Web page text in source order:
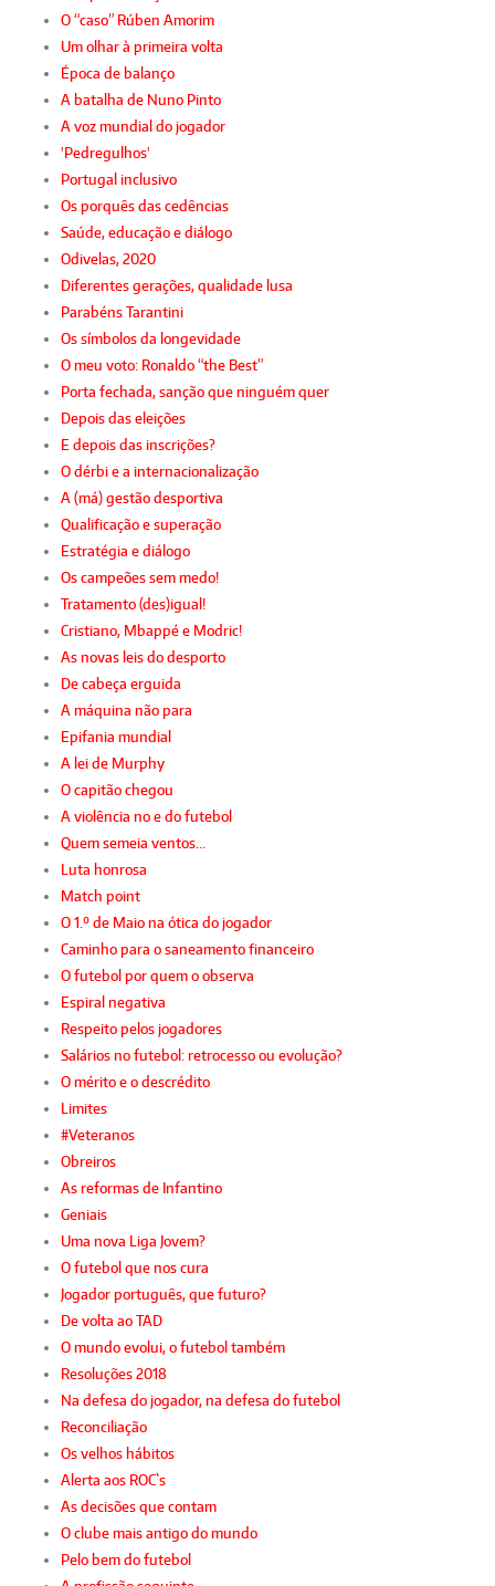
O “caso” Rúben Amorim
Um olhar à primeira volta
Época de balanço
A batalha de Nuno Pinto
A voz mundial do jogador
'Pedregulhos'
Portugal inclusivo
Os porquês das cedências
Saúde, educação e diálogo
Odivelas, 2020
Diferentes gerações, qualidade lusa
Parabéns Tarantini
Os símbolos da longevidade
O meu voto: Ronaldo “the Best”
Porta fechada, sanção que ninguém quer
Depois das eleições
E depois das inscrições?
O dérbi e a internacionalização
A (má) gestão desportiva
Qualificação e superação
Estratégia e diálogo
Os campeões sem medo!
Tratamento (des)igual!
Cristiano, Mbappé e Modric!
As novas leis do desporto
De cabeça erguida
A máquina não para
Epifania mundial
A lei de Murphy
O capitão chegou
A violência no e do futebol
Quem semeia ventos…
Luta honrosa
Match point
O 1.º de Maio na ótica do jogador
Caminho para o saneamento financeiro
O futebol por quem o observa
Espiral negativa
Respeito pelos jogadores
Salários no futebol: retrocesso ou evolução?
O mérito e o descrédito
Limites
#Veteranos
Obreiros
As reformas de Infantino
Geniais
Uma nova Liga Jovem?
O futebol que nos cura
Jogador português, que futuro?
De volta ao TAD
O mundo evolui, o futebol também
Resoluções 2018
Na defesa do jogador, na defesa do futebol
Reconciliação
Os velhos hábitos
Alerta aos ROC`s
As decisões que contam
O clube mais antigo do mundo
Pelo bem do futebol